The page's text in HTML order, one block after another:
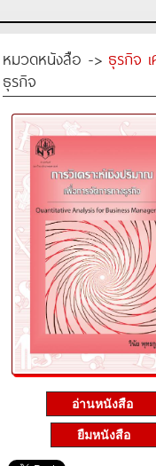
หมวดหนังสือ -> ธุรกิจ
ธุรกิจ
อ่านหนังสือ
ยืมหนังสือ